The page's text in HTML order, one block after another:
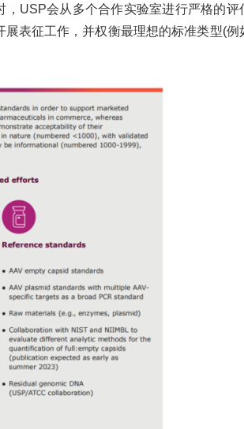
USP会从多个合作实验室进行严格的评
表征工作，并权衡最理想的标准类型(例